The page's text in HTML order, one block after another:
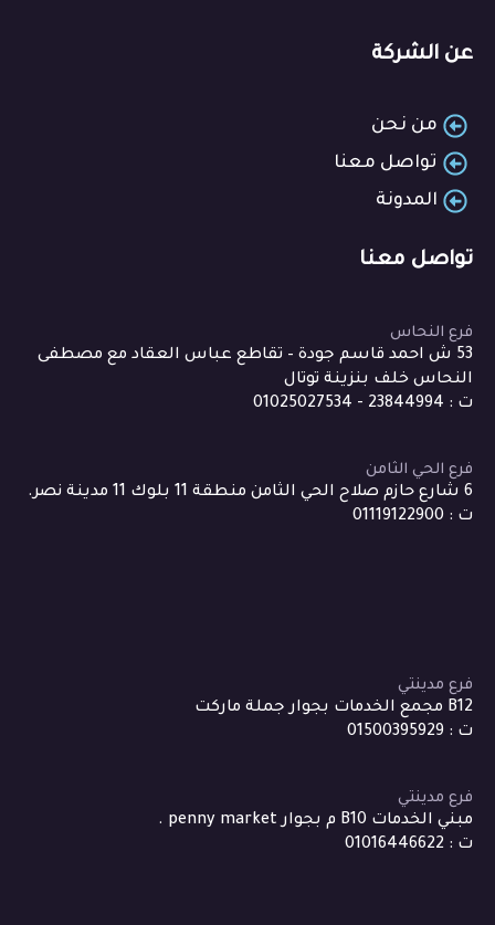
عن الشركة
من نحن
تواصل معنا
المدونة
تواصل معنا
فرع النحاس
53 ش احمد قاسم جودة – تقاطع عباس العقاد مع مصطفى
النحاس خلف بنزينة توتال
ت : 23844994 - 01025027534
فرع الحي الثامن
6 شارع حازم صلاح الحي الثامن منطقة 11 بلوك 11 مدينة نصر.
ت : 01119122900
فرع مدينتي
B12 مجمع الخدمات بجوار جملة ماركت
ت : 01500395929
فرع مدينتي
مبني الخدمات B10 م بجوار penny market .
ت : 01016446622